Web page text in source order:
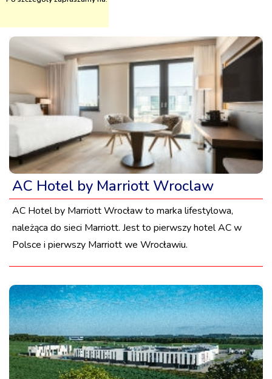
AC Hotel by Marriott Wroclaw
AC Hotel by Marriott Wrocław to marka lifestylowa,
należąca do sieci Marriott. Jest to pierwszy hotel AC w
Polsce i pierwszy Marriott we Wrocławiu.